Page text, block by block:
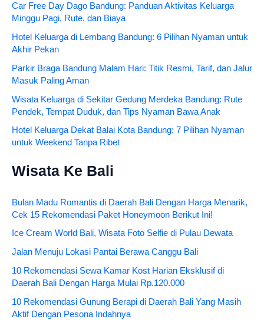
Car Free Day Dago Bandung: Panduan Aktivitas Keluarga
Minggu Pagi, Rute, dan Biaya
Hotel Keluarga di Lembang Bandung: 6 Pilihan Nyaman untuk
Akhir Pekan
Parkir Braga Bandung Malam Hari: Titik Resmi, Tarif, dan Jalur
Masuk Paling Aman
Wisata Keluarga di Sekitar Gedung Merdeka Bandung: Rute
Pendek, Tempat Duduk, dan Tips Nyaman Bawa Anak
Hotel Keluarga Dekat Balai Kota Bandung: 7 Pilihan Nyaman
untuk Weekend Tanpa Ribet
Wisata Ke Bali
Bulan Madu Romantis di Daerah Bali Dengan Harga Menarik,
Cek 15 Rekomendasi Paket Honeymoon Berikut Ini!
Ice Cream World Bali, Wisata Foto Selfie di Pulau Dewata
Jalan Menuju Lokasi Pantai Berawa Canggu Bali
10 Rekomendasi Sewa Kamar Kost Harian Eksklusif di
Daerah Bali Dengan Harga Mulai Rp.120.000
10 Rekomendasi Gunung Berapi di Daerah Bali Yang Masih
Aktif Dengan Pesona Indahnya